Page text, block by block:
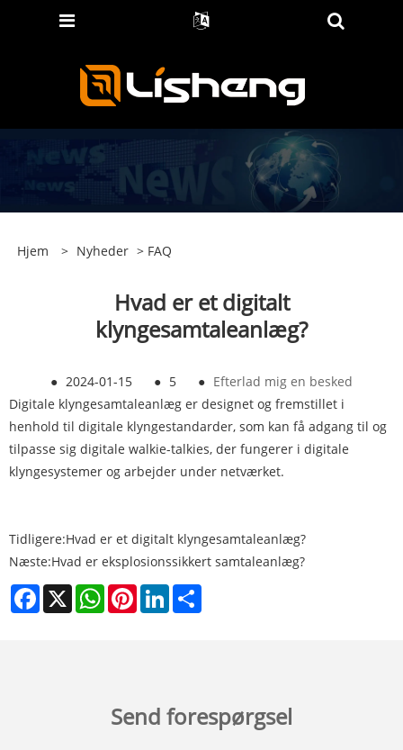
Hjem > Nyheder > FAQ
Hvad er et digitalt
klyngesamtaleanlæg?
● 2024-01-15 ● 5 ● Efterlad mig en besked
Digitale klyngesamtaleanlæg er designet og fremstillet i
henhold til digitale klyngestandarder, som kan få adgang til og
tilpasse sig digitale walkie-talkies, der fungerer i digitale
klyngesystemer og arbejder under netværket.
Tidligere:Hvad er et digitalt klyngesamtaleanlæg?
Næste:Hvad er eksplosionssikkert samtaleanlæg?
Facebook
X WhatsAppPinterestLinkedIn
Send forespørgsel